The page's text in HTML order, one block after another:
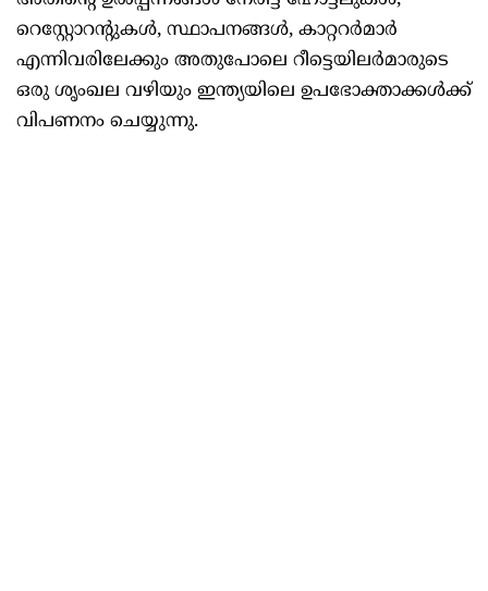
റെസ്റ്റോറന്റുകൾ, സ്ഥാപനങ്ങൾ, കാറ്ററർമാർ
എന്നിവരിലേക്കും അതുപോലെ റീട്ടെയിലർമാരുടെ
ഒരു ശൃംഖല വഴിയും ഇന്ത്യയിലെ ഉപഭോക്താക്കൾക്ക്
വിപണനം ചെയ്യുന്നു.